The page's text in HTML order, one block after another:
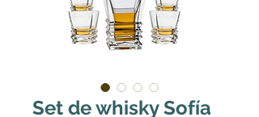
Set de whisky Sofía